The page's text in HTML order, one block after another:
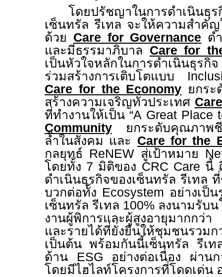
โดยปรัชญาในการดำเนินธุ
เซ็นทรัล รีเทล จะให้ความสำคั
ด้วย Care for Governance ด
และมีธรรมาภิบาล Care for
เป็นหัวใจหลักในการดำเนินธุร
ร่วมสร้างการเติบโตแบบ
Care for the Economy ยกระ
สร้างความเจริญทั่วประเทศ
ที่ทำงานให้เป็น “A Great Place
Community
ยกระดับคุณภาพ
ล้ำในสังคม และ Care for the
กลยุทธ์ ReNEW สู่เป้าหมาย
โดยทั้ง 7 มิติของ CRC Care นี้
ดำเนินธุรกิจของเซ็นทรัล รีเทล
บวกต่อทั้ง Ecosystem อย่างเป็
เซ็นทรัล รีเทล 100% ลงนามรับ
งานผู้พิการและผู้สูงอายุมากกว่
และรายได้ที่ยั่งยืนให้ชุมชนร
เป็นต้น พร้อมกันนี้เซ็นทรัล รีเท
ด้าน ESG อย่างต่อเนื่อง ผ่าน
โดยมีไฮไลท์โครงการที่โดดเด่น